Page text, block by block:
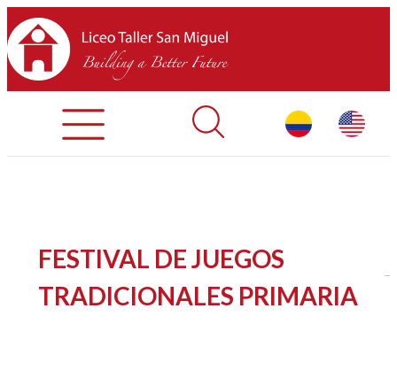
INICIO
SOBRE LTSM
FESTIVAL DE JUEGOS
TRADICIONALES PRIMARIA